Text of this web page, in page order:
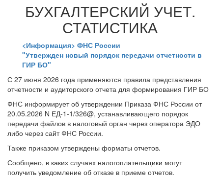
БУХГАЛТЕРСКИЙ УЧЕТ.
СТАТИСТИКА
<Информация> ФНС России
"Утвержден новый порядок передачи отчетности в
ГИР БО"
С 27 июня 2026 года применяются правила представления
отчетности и аудиторского отчета для формирования ГИР БО
ФНС информирует об утверждении Приказа ФНС России от
20.05.2026 N ЕД-1-1/326@, устанавливающего порядок
передачи файлов в налоговый орган через оператора ЭДО
либо через сайт ФНС России.
Также приказом утверждены форматы отчетов.
Сообщено, в каких случаях налогоплательщики могут
получить уведомление об отказе в приеме отчетов.